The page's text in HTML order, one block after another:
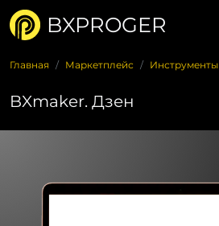
BXPROGER
Главная Маркетплейс Инструменты
BXmaker. Дзен